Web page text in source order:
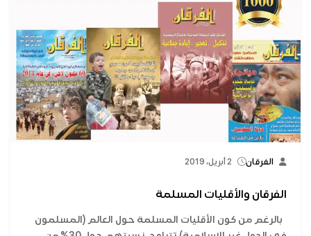
الفرقان 2 أبريل، 2019
الفرقان والأقليات المسلمة
بالرغم من كون الأقليات المسلمة حول العالم (المسلمون